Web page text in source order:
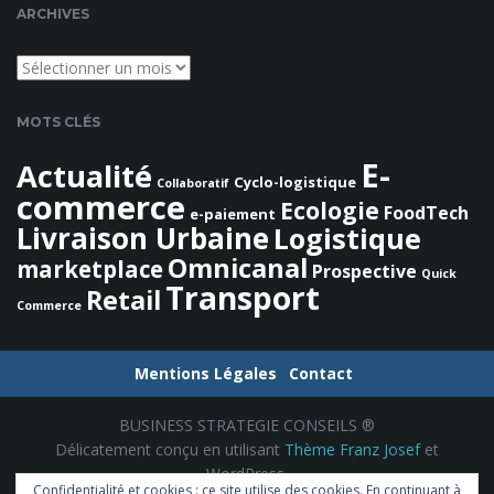
e
h
e
r
e
ARCHIVES
Archives
MOTS CLÉS
Actualité Collaboratif Cyclo-logistique E-
commerce e-paiement Ecologie FoodTech
Livraison Urbaine Logistique
marketplaceOmnicanal Prospective Quick
Commerce RetailTransport
Mentions Légales Contact
BUSINESS STRATEGIE CONSEILS ®
Délicatement conçu en utilisant Thème Franz Josefet
WordPress.
Confidentialité et cookies : ce site utilise des cookies. En continuant à